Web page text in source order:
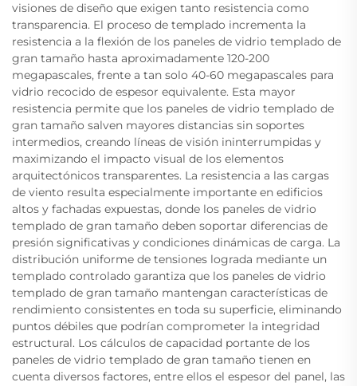
visiones de diseño que exigen tanto resistencia como
transparencia. El proceso de templado incrementa la
resistencia a la flexión de los paneles de vidrio templado de
gran tamaño hasta aproximadamente 120-200
megapascales, frente a tan solo 40-60 megapascales para
vidrio recocido de espesor equivalente. Esta mayor
resistencia permite que los paneles de vidrio templado de
gran tamaño salven mayores distancias sin soportes
intermedios, creando líneas de visión ininterrumpidas y
maximizando el impacto visual de los elementos
arquitectónicos transparentes. La resistencia a las cargas
de viento resulta especialmente importante en edificios
altos y fachadas expuestas, donde los paneles de vidrio
templado de gran tamaño deben soportar diferencias de
presión significativas y condiciones dinámicas de carga. La
distribución uniforme de tensiones lograda mediante un
templado controlado garantiza que los paneles de vidrio
templado de gran tamaño mantengan características de
rendimiento consistentes en toda su superficie, eliminando
puntos débiles que podrían comprometer la integridad
estructural. Los cálculos de capacidad portante de los
paneles de vidrio templado de gran tamaño tienen en
cuenta diversos factores, entre ellos el espesor del panel, las